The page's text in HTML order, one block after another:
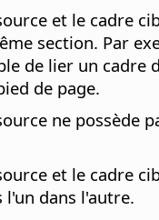
et le cadre
section. Par
de lier un cadre
de page.
ne possède
et le cadre
l'un dans l'autre.